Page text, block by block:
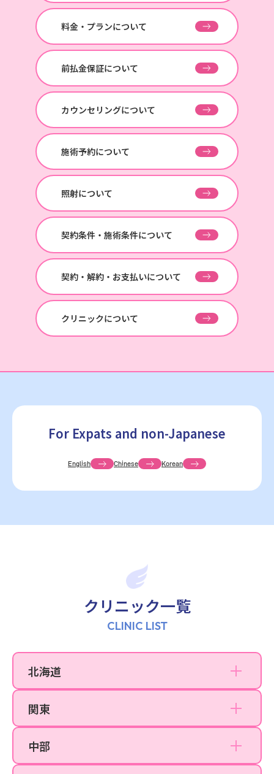
料金・プランについて
前払金保証について
カウンセリングについて
施術予約について
照射について
契約条件・施術条件について
契約・解約・お支払いについて
クリニックについて
For Expats and non-Japanese
English Chinese Korean
クリニック一覧
CLINIC LIST
北海道
札幌院
関東
銀座院
川崎院
大宮院
千葉院
中部
名古屋院
名古屋栄院
大阪梅田院
なんば院